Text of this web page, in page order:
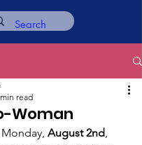
Woman
read
August 2nd,